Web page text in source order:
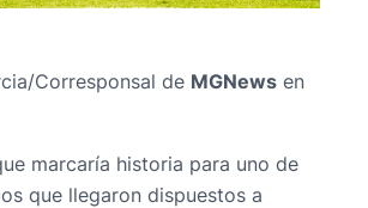
Corresponsal de MGNews en
marcaría historia para uno de
que llegaron dispuestos a